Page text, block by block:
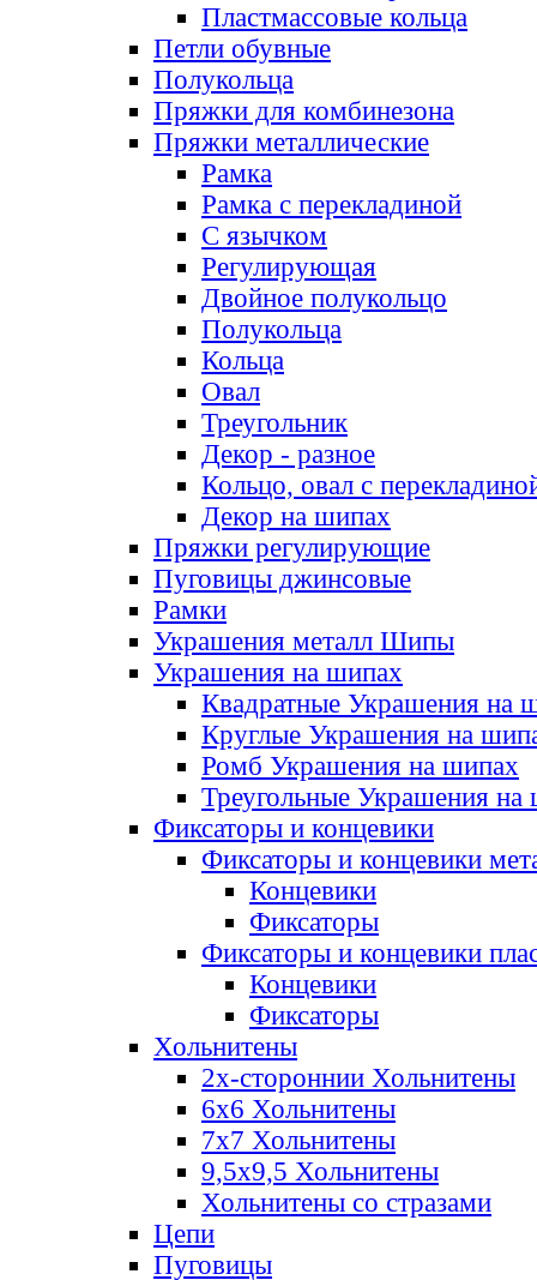
Пластмассовые кольца
Петли обувные
Полукольца
Пряжки для комбинезона
Пряжки металлические
Рамка
Рамка с перекладиной
С язычком
Регулирующая
Двойное полукольцо
Полукольца
Кольца
Овал
Треугольник
Декор - разное
Кольцо, овал с
Декор на шипах
Пряжки регулирующие
Пуговицы джинсовые
Рамки
Украшения металл Шипы
Украшения на шипах
Квадратные Украшения на
Круглые Украшения на
Ромб Украшения на шипах
Треугольные Украшения на
Фиксаторы и концевики
Фиксаторы и концевики
Концевики
Фиксаторы
Фиксаторы и концевики
Концевики
Фиксаторы
Хольнитены
2х-стороннии Хольнитены
6х6 Хольнитены
7х7 Хольнитены
9,5х9,5 Хольнитены
Хольнитены со стразами
Цепи
Пуговицы